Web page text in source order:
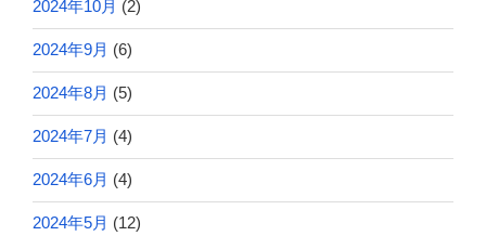
2024年10月 (2)
2024年9月 (6)
2024年8月 (5)
2024年7月 (4)
2024年6月 (4)
2024年5月 (12)